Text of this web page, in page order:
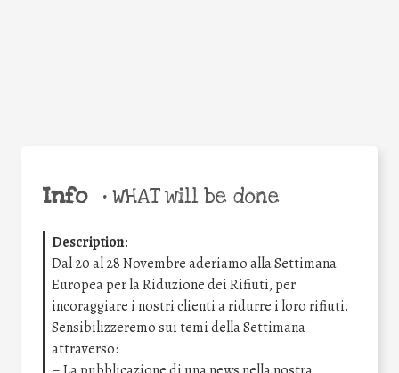
Info •WHAT will be done
Description:
Dal 20 al 28 Novembre aderiamo alla Settimana
Europea per la Riduzione dei Rifiuti, per
incoraggiare i nostri clienti a ridurre i loro rifiuti.
Sensibilizzeremo sui temi della Settimana
attraverso: